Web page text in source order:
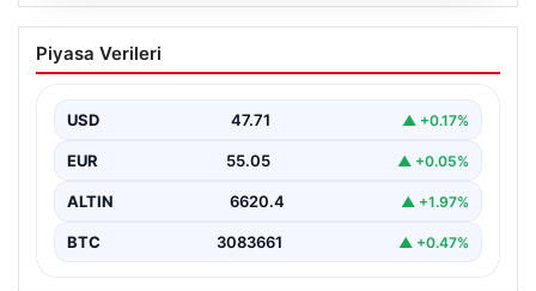
Veli Ağbaba’nın ağabeyi Hür Ağbaba
tutuklandı
Piyasa Verileri
USD 47.71 ▲ +0.17%
EUR 55.05 ▲ +0.05%
ALTIN 6620.4 ▲ +1.97%
BTC 3083661 ▲ +0.47%